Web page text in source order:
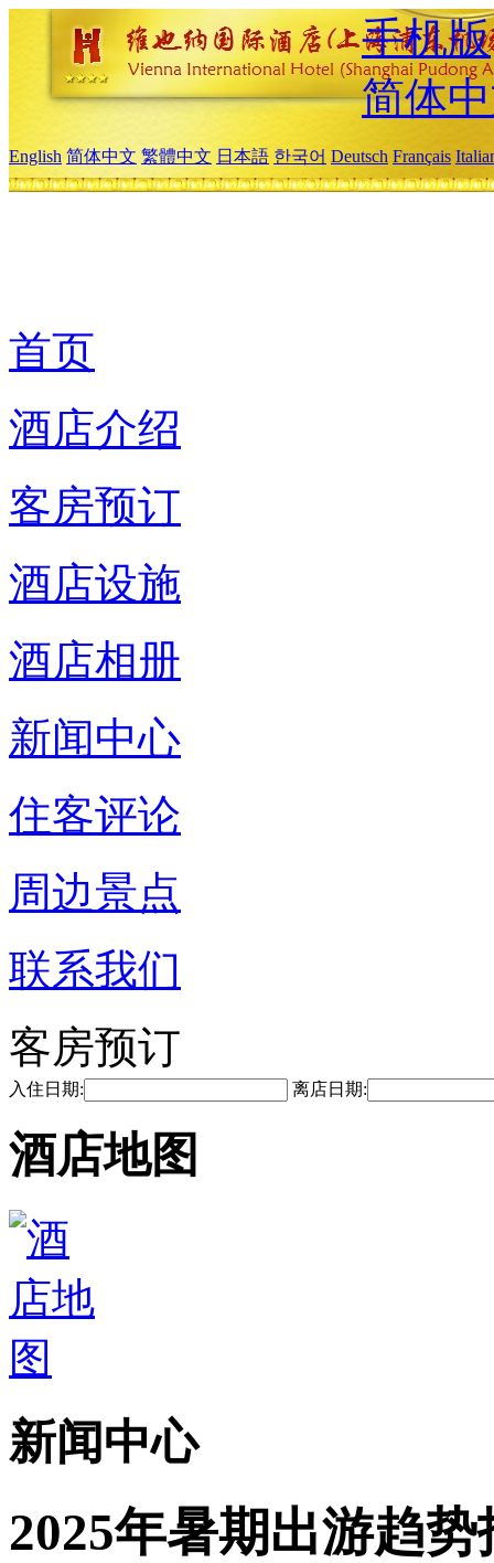
手机版
简体
English 简体中文 繁體中文 日本語 한국어 Deutsch Français
首页
酒店介绍
客房预订
酒店设施
酒店相册
新闻中心
住客评论
周边景点
联系我们
客房预订
入住日期: 离店日期:
酒店地图
新闻中心
2025年暑期出游趋